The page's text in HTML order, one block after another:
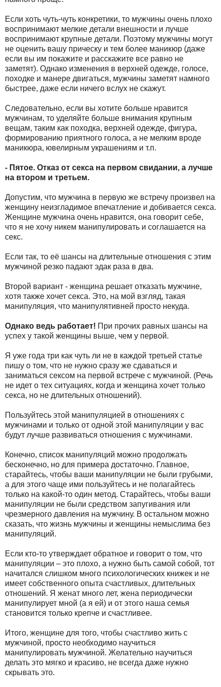
Если хоть чуть-чуть конкретики, то мужчины очень плохо
воспринимают мелкие детали внешности и лучше
воспринимают крупные детали. Поэтому мужчины могут
не оценить вашу прическу и тем более маникюр (даже
если вы им покажите и расскажите все равно не
заметят). Однако изменения в верхней одежде, голосе,
походке и манере двигаться, мужчины заметят намного
быстрее, даже если ничего вслух не скажут.
Следовательно, если вы хотите больше нравится
мужчинам, то уделяйте больше внимания крупным
вещам, таким как походка, верхней одежде, фигура,
формированию приятного голоса, а не мелким вроде
маникюра, ювелирным украшениям и т.п.
- Пятое. Отказ от секса на первом свидании, а лучше
на втором и третьем.
Допустим, что мужчина в первую же встречу произвел на
женщину неизгладимое впечатление и добивается секса.
Женщине мужчина очень нравится, она говорит себе,
что я не хочу никем манипулировать и соглашается на
секс.
Если так, то её шансы на длительные отношения с этим
мужчиной резко падают эдак раза в два.
Второй вариант - женщина решает отказать мужчине,
хотя также хочет секса. Это, на мой взгляд, такая
манипуляция, что манипулятивней просто некуда.
Однако ведь работает! При прочих равных шансы на
успех у такой женщины выше, чем у первой.
Я уже года три как чуть ли не в каждой третьей статье
пишу о том, что не нужно сразу же сдаваться и
заниматься сексом на первой встрече с мужчиной. (Речь
не идет о тех ситуациях, когда и женщина хочет только
секса, но не длительных отношений).
Пользуйтесь этой манипуляцией в отношениях с
мужчинами и только от одной этой манипуляции у вас
будут лучше развиваться отношения с мужчинами.
Конечно, список манипуляций можно продолжать
бесконечно, но для примера достаточно. Главное,
старайтесь, чтобы ваши манипуляции не были грубыми,
а для этого чаще ими пользуйтесь и не полагайтесь
только на какой-то один метод. Старайтесь, чтобы ваши
манипуляции не были средством запугивания или
чрезмерного давления на мужчину. В остальном можно
сказать, что жизнь мужчины и женщины немыслима без
манипуляций.
Если кто-то утверждает обратное и говорит о том, что
манипуляции – это плохо, а нужно быть самой собой, тот
начитался слишком много психологических книжек и не
имеет собственного опыта счастливых, длительных
отношений. Я женат много лет, жена периодически
манипулирует мной (а я ей) и от этого наша семья
становится только крепче и счастливее.
Итого, женщине для того, чтобы счастливо жить с
мужчиной, просто необходимо научиться
манипулировать мужчиной. Желательно научиться
делать это мягко и красиво, не всегда даже нужно
скрывать это.